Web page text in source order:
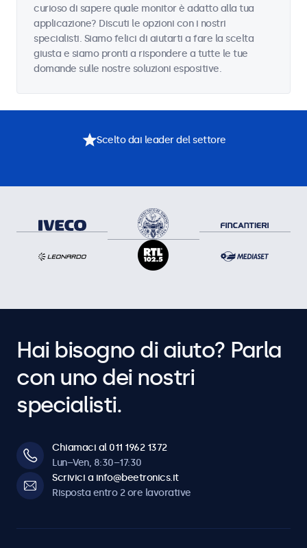
curioso di sapere quale monitor è adatto alla tua
applicazione? Discuti le opzioni con i nostri
specialisti. Siamo felici di aiutarti a fare la scelta
giusta e siamo pronti a rispondere a tutte le tue
domande sulle nostre soluzioni espositive.
Scelto dai leader del settore
Hai bisogno di aiuto? Parla
con uno dei nostri
specialisti.
Chiamaci al 011 1962 1372
Lun–Ven, 8:30–17:30
Scrivici a info@beetronics.it
Risposta entro 2 ore lavorative